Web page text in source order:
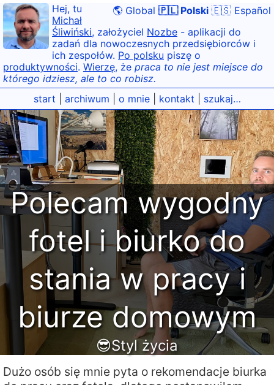
🌎 Global 🇵🇱 Polski 🇪🇸 Español
Hej, tu
Michał
Śliwiński, założyciel Nozbe - aplikacji do
zadań dla nowoczesnych przedsiębiorców i
ich zespołów. Po polsku piszę o
produktywności. Wierzę, że praca to nie jest miejsce do
którego idziesz, ale to co robisz.
start
archiwum o mnie| kontakt szukaj…
Polecam wygodny
fotel i biurko do
stania w pracy i
biurze domowym
😎Styl życia
Dużo osób się mnie pyta o rekomendacje biurka